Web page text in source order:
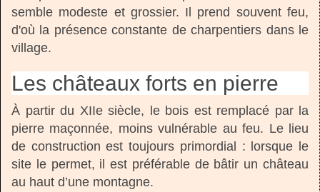
semble modeste et grossier. Il prend souvent feu,
d'où la présence constante de charpentiers dans le
village.
Les châteaux forts en pierre
À partir du XIIe siècle, le bois est remplacé par la
pierre maçonnée, moins vulnérable au feu. Le lieu
de construction est toujours primordial : lorsque le
site le permet, il est préférable de bâtir un château
au haut d’une montagne.